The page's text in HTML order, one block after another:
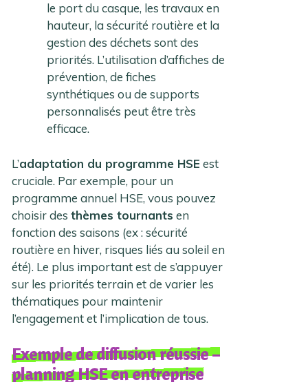
le port du casque, les travaux en
hauteur, la sécurité routière et la
gestion des déchets sont des
priorités. L’utilisation d’affiches de
prévention, de fiches
synthétiques ou de supports
personnalisés peut être très
efficace.
L’adaptation du programme HSE est
cruciale. Par exemple, pour un
programme annuel HSE, vous pouvez
choisir desthèmes tournants en
fonction des saisons (ex : sécurité
routière en hiver, risques liés au soleil en
été). Le plus important est de s’appuyer
sur les priorités terrain et de varier les
thématiques pour maintenir
l’engagement et l’implication de tous.
Exemple de diffusion réussie –
planning HSE en entreprise